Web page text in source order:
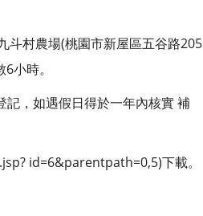
斗村農場(桃園市新屋區五谷路205
小時。
，如遇假日得於一年內核實 補
id=6&parentpath=0,5)下載。